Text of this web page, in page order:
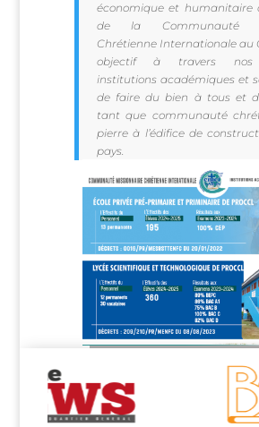
économique et humanitaire
de la Communauté
Chrétienne Internationale au
objectif à travers nos
institutions académiques et
de faire du bien à tous et
tant que communauté
pierre à l’édifice de
pays.